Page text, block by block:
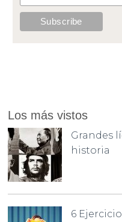
Los más vistos
Grandes
historia
6